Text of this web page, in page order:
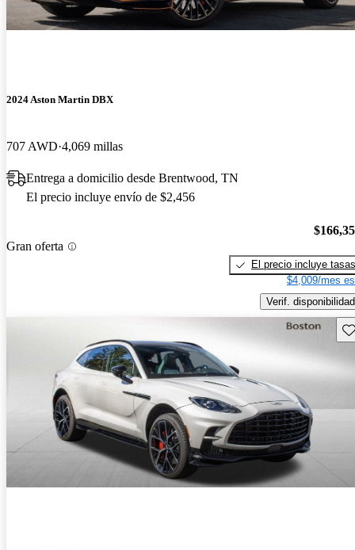
2024 Aston Martin DBX
707 AWD 4,069 millas
Entrega a domicilio desde Brentwood, TN
El precio incluye envío de $2,456
Gran oferta
El precio incluye tasas
$4,009/mes
Verif. disponibilidad